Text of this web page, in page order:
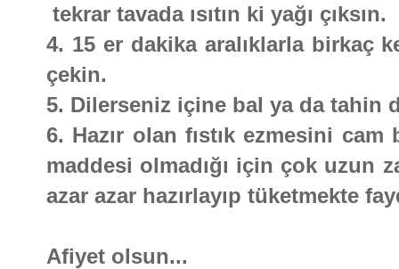
tekrar tavada ısıtın ki yağı çıksın.
4. 15 er dakika aralıklarla birkaç
çekin.
5. Dilerseniz içine bal ya da tahin
6. Hazır olan fıstık ezmesini
maddesi olmadığı için çok uzun
azar azar hazırlayıp tüketmekte
Afiyet olsun...